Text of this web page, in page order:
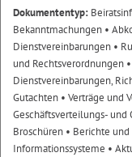
Dokumententyp:
Bekanntmachungen •
Dienstvereinbarungen •
und Rechtsverordnungen
Dienstvereinbarungen,
Gutachten • Verträge und
Geschäftsverteilungs- und
Broschüren • Berichte
Informationssysteme •